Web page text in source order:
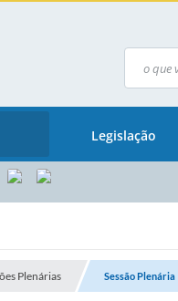
Legislação
Plenárias Sessão Plenária